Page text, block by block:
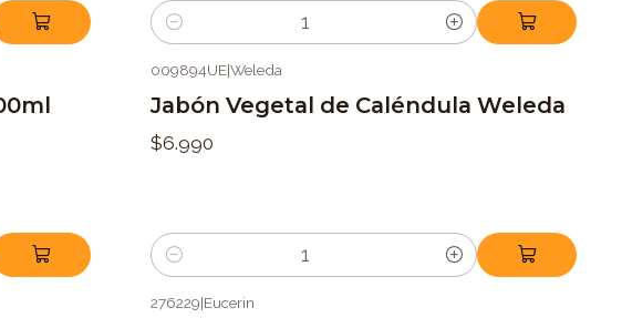
Cantidad
009894UE|Weleda
Jabón Vegetal de Caléndula Weleda
$6.990
Cantidad
276229|Eucerin